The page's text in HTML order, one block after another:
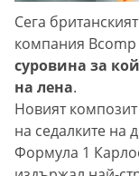
Сега
компания
суровина за
на лена.
Новият
на седалките на
Формула 1